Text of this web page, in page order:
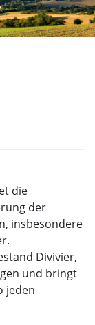
die
der
insbesondere
Divivier,
und bringt
jeden